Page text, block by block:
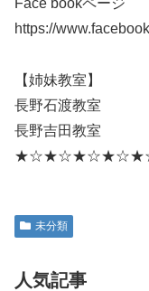
Face bookページ
https://
【姉妹教室】
長野石渡教室
長野吉田教室
未分類
人気記事